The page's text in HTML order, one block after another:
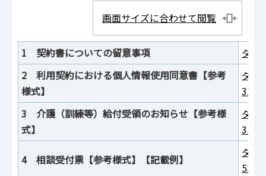
画面サイズに合わせて閲覧
1 契約書についての留意事項
ダウ
2 利用契約における個人情報使用同意書【参考
様式】
ダウ
3 介護（訓練等）給付受領のお知らせ【参考様
式】
ダウ
4 相談受付票【参考様式】【記載例】
ダウ